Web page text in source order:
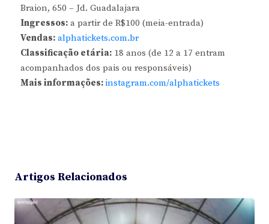
Braion, 650 – Jd. Guadalajara
Ingressos:a partir de R$100 (meia-entrada)
Vendas: alphatickets.com.br
Classificação etária:18 anos (de 12 a 17 entram
acompanhados dos pais ou responsáveis)
Mais informações: instagram.com/alphatickets
Artigos Relacionados